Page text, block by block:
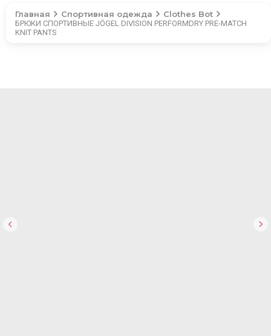
Главная Спортивная одежда Clothes Bot
БРЮКИ СПОРТИВНЫЕ JÖGEL DIVISION PERFORMDRY PRE-MATCH
KNIT PANTS